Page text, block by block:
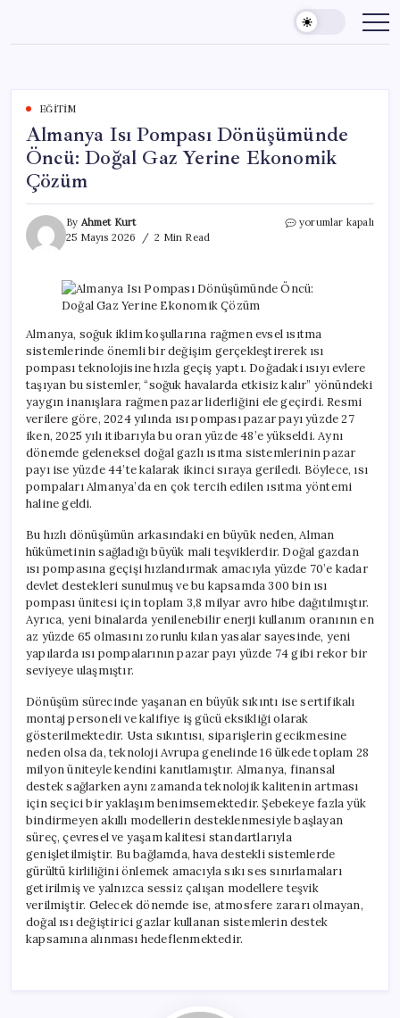
content
EĞITIM
Almanya Isı Pompası Dönüşümünde
Öncü: Doğal Gaz Yerine Ekonomik
Çözüm
By Ahmet Kurt
25 Mayıs 2026
2 Min Read
Almanya
Öncü:
Doğal
Yerine
Ekonomik
Çözüm
için
yorumlar kapalı
Almanya, soğuk iklim koşullarına rağmen evsel ısıtma
sistemlerinde önemli bir değişim gerçekleştirerek ısı
pompası teknolojisine hızla geçiş yaptı. Doğadaki ısıyı evlere
taşıyan bu sistemler, “soğuk havalarda etkisiz kalır” yönündeki
yaygın inanışlara rağmen pazar liderliğini ele geçirdi. Resmi
verilere göre, 2024 yılında ısı pompası pazar payı yüzde 27
iken, 2025 yılı itibarıyla bu oran yüzde 48’e yükseldi. Aynı
dönemde geleneksel doğal gazlı ısıtma sistemlerinin pazar
payı ise yüzde 44’te kalarak ikinci sıraya geriledi. Böylece, ısı
pompaları Almanya’da en çok tercih edilen ısıtma yöntemi
haline geldi.
Bu hızlı dönüşümün arkasındaki en büyük neden, Alman
hükümetinin sağladığı büyük mali teşviklerdir. Doğal gazdan
ısı pompasına geçişi hızlandırmak amacıyla yüzde 70’e kadar
devlet destekleri sunulmuş ve bu kapsamda 300 bin ısı
pompası ünitesi için toplam 3,8 milyar avro hibe dağıtılmıştır.
Ayrıca, yeni binalarda yenilenebilir enerji kullanım oranının en
az yüzde 65 olmasını zorunlu kılan yasalar sayesinde, yeni
yapılarda ısı pompalarının pazar payı yüzde 74 gibi rekor bir
seviyeye ulaşmıştır.
Dönüşüm sürecinde yaşanan en büyük sıkıntı ise sertifikalı
montaj personeli ve kalifiye iş gücü eksikliği olarak
gösterilmektedir. Usta sıkıntısı, siparişlerin gecikmesine
neden olsa da, teknoloji Avrupa genelinde 16 ülkede toplam 28
milyon üniteyle kendini kanıtlamıştır. Almanya, finansal
destek sağlarken aynı zamanda teknolojik kalitenin artması
için seçici bir yaklaşım benimsemektedir. Şebekeye fazla yük
bindirmeyen akıllı modellerin desteklenmesiyle başlayan
süreç, çevresel ve yaşam kalitesi standartlarıyla
genişletilmiştir. Bu bağlamda, hava destekli sistemlerde
gürültü kirliliğini önlemek amacıyla sıkı ses sınırlamaları
getirilmiş ve yalnızca sessiz çalışan modellere teşvik
verilmiştir. Gelecek dönemde ise, atmosfere zararı olmayan,
doğal ısı değiştirici gazlar kullanan sistemlerin destek
kapsamına alınması hedeflenmektedir.